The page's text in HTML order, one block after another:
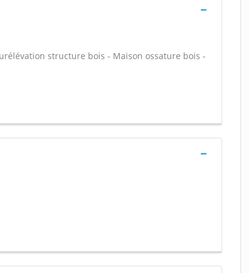
structure bois - Maison ossature bois -